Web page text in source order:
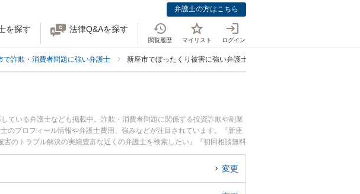
弁護士の方はこちら
を探す 法律Q&Aを探す
閲覧履歴 マイリスト ログイン
で詐欺・消費者問題に強い弁護士 新座市でぼったくり被害に強い弁護士
ている弁護士なども掲載中。詐欺・消費者問題に関係する投資詐欺や副業
のプロフィール情報や弁護士費用、強みなどが注目されています。『新座
のトラブル解決の実績豊富な近くの弁護士を検索したい』『初回相談無料
おすすめです。
変更